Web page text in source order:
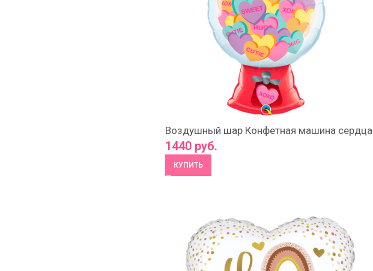
Воздушный шар Конфетная машина сердца
1440руб.
КУПИТЬ